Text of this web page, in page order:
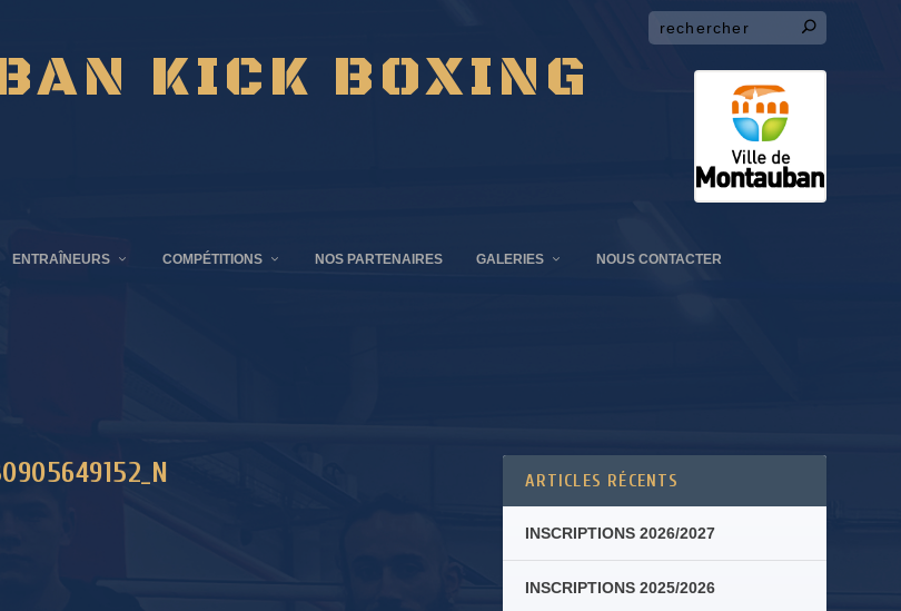
KICK BOXING
ENTRAÎNEURS COMPÉTITIONS NOS PARTENAIRES GALERIES NOUS CONTACTER
ARTICLES RÉCENTS
INSCRIPTIONS 2026/2027
INSCRIPTIONS 2025/2026